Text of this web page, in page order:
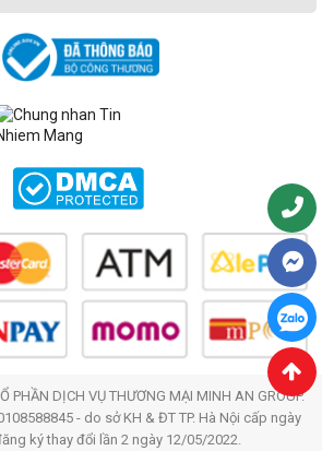
PHẦN DỊCH VỤ THƯƠNG MẠI MINH AN GROUP.
- do sở KH & ĐT TP. Hà Nội cấp ngày
ký thay đổi lần 2 ngày 12/05/2022.